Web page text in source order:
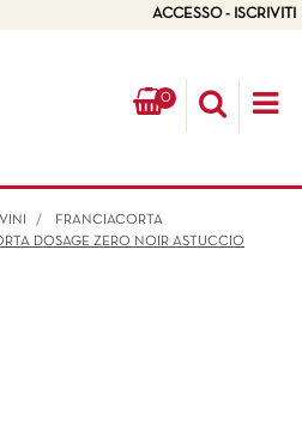
ACCESSO - ISCRIVITI
0
FRANCIACORTA
DOSAGE ZERO NOIR ASTUCCIO